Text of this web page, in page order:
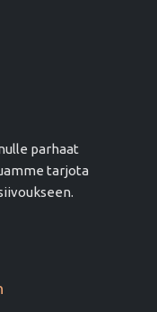
parhaat
tarjota